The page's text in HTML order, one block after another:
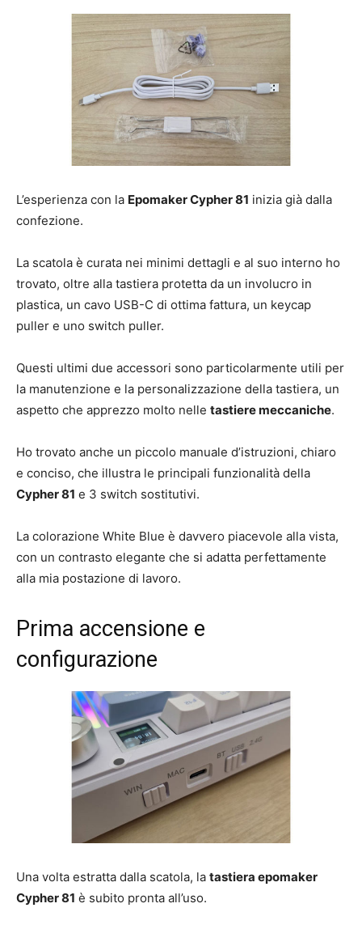
L’esperienza con la Epomaker Cypher 81 inizia già dalla
confezione.
La scatola è curata nei minimi dettagli e al suo interno ho
trovato, oltre alla tastiera protetta da un involucro in
plastica, un cavo USB-C di ottima fattura, un keycap
puller e uno switch puller.
Questi ultimi due accessori sono particolarmente utili per
la manutenzione e la personalizzazione della tastiera, un
aspetto che apprezzo molto nelle tastiere meccaniche.
Ho trovato anche un piccolo manuale d’istruzioni, chiaro
e conciso, che illustra le principali funzionalità della
Cypher 81 e 3 switch sostitutivi.
La colorazione White Blue è davvero piacevole alla vista,
con un contrasto elegante che si adatta perfettamente
alla mia postazione di lavoro.
Prima accensione e
configurazione
Una volta estratta dalla scatola, la tastiera epomaker
Cypher 81 è subito pronta all’uso.